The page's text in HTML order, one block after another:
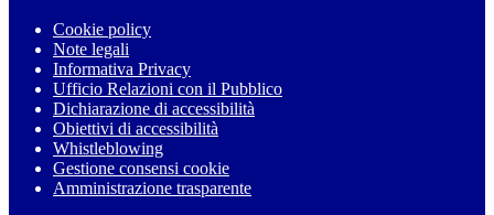
Cookie policy
Note legali
Informativa Privacy
Ufficio Relazioni con il Pubblico
Dichiarazione di accessibilità
Obiettivi di accessibilità
Whistleblowing
Gestione consensi cookie
Amministrazione trasparente